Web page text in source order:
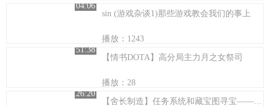
04:06
sin (游戏杂谈1)那些游戏教会我们的事上
播放：1243
51:38
【情书DOTA】高分局主力月之女祭司
播放：28
26:20
【舍长制造】任务系统和藏宝图寻宝——七日杀A14.7试玩